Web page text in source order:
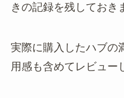
きの記録を残しておき
実際に購入したハブの
用感も含めてレビュー